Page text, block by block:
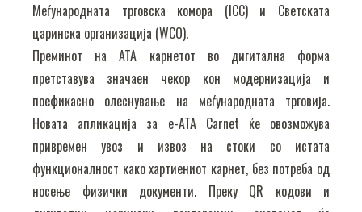
Меѓународната трговска комора (ICC) и Светската
царинска организација (WCO).
Преминот на АТА карнетот во дигитална форма
претставува значаен чекор кон модернизација и
поефикасно олеснување на меѓународната трговија.
Новата апликација за е-ATA Carnet ќе овозможува
привремен увоз и извоз на стоки со истата
функционалност како хартиениот карнет, без потреба од
носење физички документи. Преку QR кодови и